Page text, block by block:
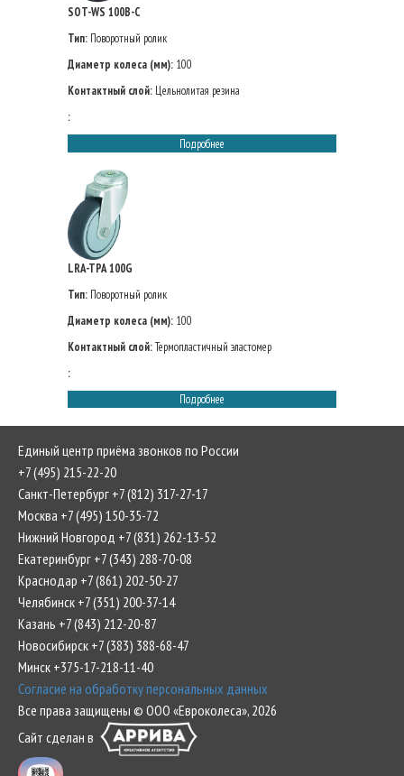
SOT-WS 100B-C
Тип: Поворотный ролик
Диаметр колеса (мм): 100
Контактный слой: Цельнолитая резина
:
Подробнее
LRA-TPA 100G
Тип: Поворотный ролик
Диаметр колеса (мм): 100
Контактный слой:Термопластичный эластомер
:
Подробнее
Единый центр приёма звонков по России
+7 (495) 215-22-20
Санкт-Петербург +7 (812) 317-27-17
Москва +7 (495) 150-35-72
Нижний Новгород +7 (831) 262-13-52
Екатеринбург +7 (343) 288-70-08
Краснодар +7 (861) 202-50-27
Челябинск +7 (351) 200-37-14
Казань +7 (843) 212-20-87
Новосибирск +7 (383) 388-68-47
Минск +375-17-218-11-40
Согласие на обработку персональных данных
Все права защищены © ООО «Евроколеса», 2026
Сайт сделан в